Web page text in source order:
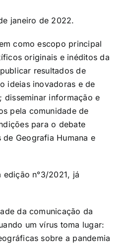
janeiro de 2022.
como escopo principal
originais e inéditos da
resultados de
ideias inovadoras e de
disseminar informação e
pela comunidade de
para o debate
Geografia Humana e
n°3/2021, já
da comunicação da
um vírus toma lugar:
sobre a pandemia